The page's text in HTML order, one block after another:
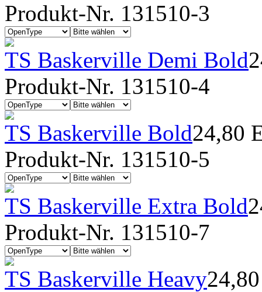
Produkt-Nr. 131510-3
TS Baskerville Demi Bold
Produkt-Nr. 131510-4
TS Baskerville Bold24,80
Produkt-Nr. 131510-5
TS Baskerville Extra Bold
Produkt-Nr. 131510-7
TS Baskerville Heavy